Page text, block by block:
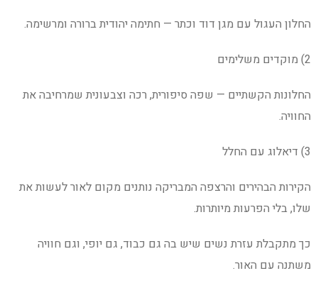
החלון העגול עם מגן דוד וכתר — חתימה יהודית ברורה ומרשימה.
2) מוקדים משלימים
החלונות הקשתיים — שפה סיפורית, רכה וצבעונית שמרחיבה את
החוויה.
3) דיאלוג עם החלל
הקירות הבהירים והרצפה המבריקה נותנים מקום לאור לעשות את
שלו, בלי הפרעות מיותרות.
כך מתקבלת עזרת נשים שיש בה גם כבוד, גם יופי, וגם חוויה
משתנה עם האור.